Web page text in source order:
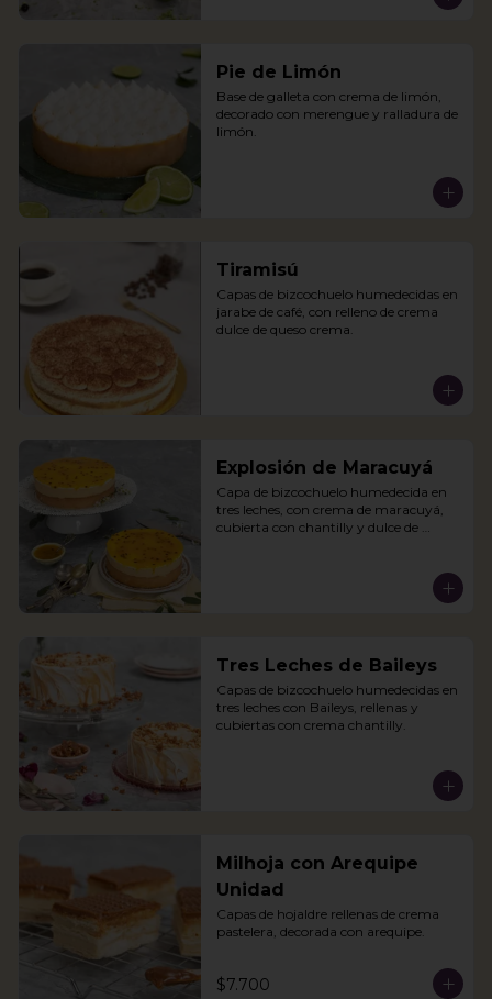
Pie de Limón
Base de galleta con crema de limón,
decorado con merengue y ralladura de
limón.
Tiramisú
Capas de bizcochuelo humedecidas en
jarabe de café, con relleno de crema
dulce de queso crema.
Explosión de Maracuyá
Capa de bizcochuelo humedecida en
tres leches, con crema de maracuyá,
cubierta con chantilly y dulce de
Tres Leches de Baileys
Capas de bizcochuelo humedecidas en
tres leches con Baileys, rellenas y
cubiertas con crema chantilly.
Milhoja con Arequipe
Unidad
Capas de hojaldre rellenas de crema
pastelera, decorada con arequipe.
$7.700